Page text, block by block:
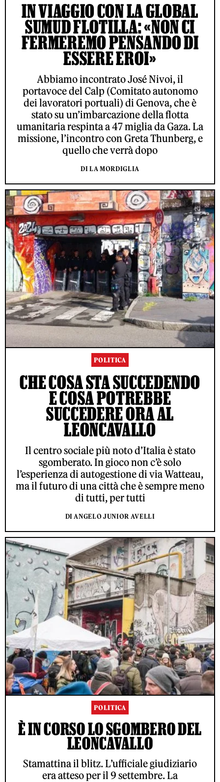
IN VIAGGIO CON LA GLOBAL
SUMUD FLOTILLA: «NON CI
FERMEREMO PENSANDO DI
ESSERE EROI»
Abbiamo incontrato José Nivoi, il
portavoce del Calp (Comitato autonomo
dei lavoratori portuali) di Genova, che è
stato su un’imbarcazione della flotta
umanitaria respinta a 47 miglia da Gaza. La
missione, l’incontro con Greta Thunberg, e
quello che verrà dopo
DI LA MORDIGLIA
POLITICA
CHE COSA STA SUCCEDENDO
E COSA POTREBBE
SUCCEDERE ORA AL
LEONCAVALLO
Il centro sociale più noto d’Italia è stato
sgomberato. In gioco non c’è solo
l’esperienza di autogestione di via Watteau,
ma il futuro di una città che è sempre meno
di tutti, per tutti
DI ANGELO JUNIOR AVELLI
POLITICA
È IN CORSO LO SGOMBERO DEL
LEONCAVALLO
Stamattina il blitz. L’ufficiale giudiziario
era atteso per il 9 settembre. La